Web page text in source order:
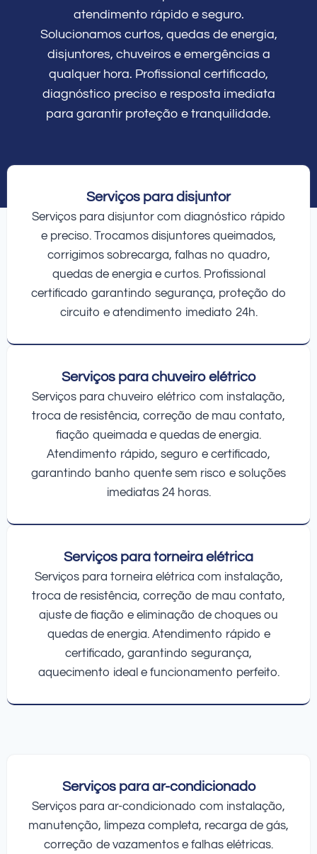
atendimento rápido e seguro.
Solucionamos curtos, quedas de energia,
disjuntores, chuveiros e emergências a
qualquer hora. Profissional certificado,
diagnóstico preciso e resposta imediata
para garantir proteção e tranquilidade.
Serviços para disjuntor
Serviços para disjuntor com diagnóstico rápido
e preciso. Trocamos disjuntores queimados,
corrigimos sobrecarga, falhas no quadro,
quedas de energia e curtos. Profissional
certificado garantindo segurança, proteção do
circuito e atendimento imediato 24h.
Serviços para chuveiro elétrico
Serviços para chuveiro elétrico com instalação,
troca de resistência, correção de mau contato,
fiação queimada e quedas de energia.
Atendimento rápido, seguro e certificado,
garantindo banho quente sem risco e soluções
imediatas 24 horas.
Serviços para torneira elétrica
Serviços para torneira elétrica com instalação,
troca de resistência, correção de mau contato,
ajuste de fiação e eliminação de choques ou
quedas de energia. Atendimento rápido e
certificado, garantindo segurança,
aquecimento ideal e funcionamento perfeito.
Serviços para ar-condicionado
Serviços para ar-condicionado com instalação,
manutenção, limpeza completa, recarga de gás,
correção de vazamentos e falhas elétricas.